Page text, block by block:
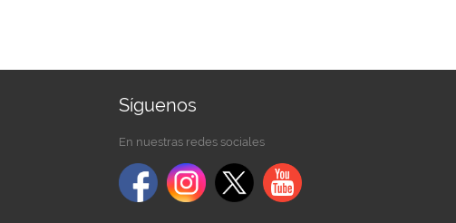
Síguenos
En nuestras redes sociales